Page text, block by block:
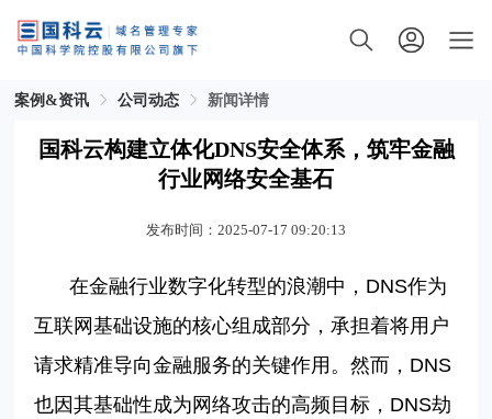
案例&资讯 公司动态 新闻详情
国科云构建立体化DNS安全体系，筑牢金融
行业网络安全基石
发布时间：2025-07-17 09:20:13
在金融行业数字化转型的浪潮中， DNS作为
互联网基础设施的核心组成部分，承担着将用户
请求精准导向金融服务的关键作用。然而， DNS
也因其基础性成为网络攻击的高频目标， DNS劫